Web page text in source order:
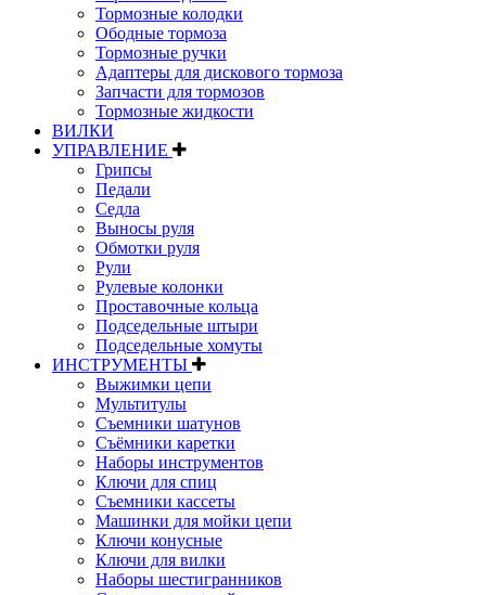
Тормозные колодки
Ободные тормоза
Тормозные ручки
Адаптеры для дискового тормоза
Запчасти для тормозов
Тормозные жидкости
ВИЛКИ
УПРАВЛЕНИЕ
Грипсы
Педали
Седла
Выносы руля
Обмотки руля
Рули
Рулевые колонки
Проставочные кольца
Подседельные штыри
Подседельные хомуты
ИНСТРУМЕНТЫ
Выжимки цепи
Мультитулы
Съемники шатунов
Съёмники каретки
Наборы инструментов
Ключи для спиц
Съемники кассеты
Машинки для мойки цепи
Ключи конусные
Ключи для вилки
Наборы шестигранников